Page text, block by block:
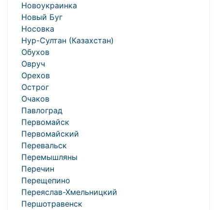
Новоукраинка
Новый Буг
Носовка
Нур-Султан (Казахстан)
Обухов
Овруч
Орехов
Острог
Очаков
Павлоград
Первомайск
Первомайский
Перевальск
Перемышляны
Перечин
Перещепино
Переяслав-Хмельницкий
Першотравенск